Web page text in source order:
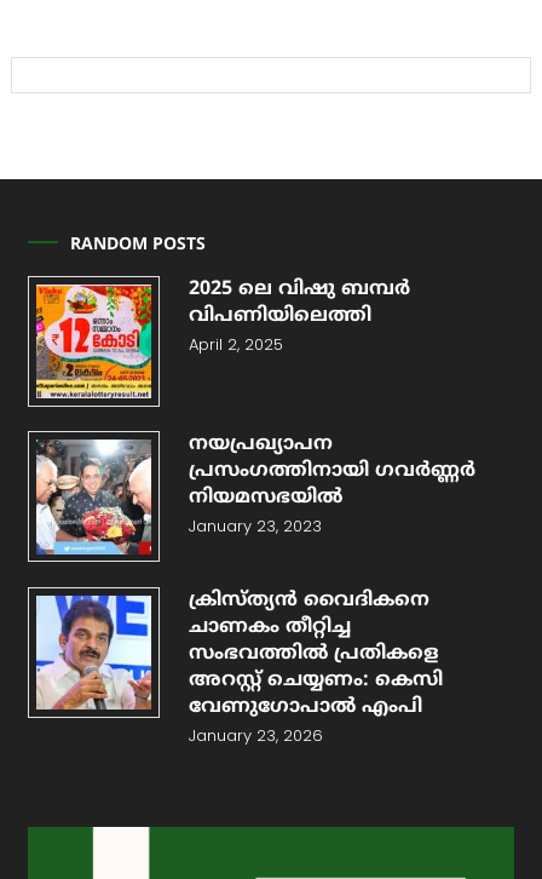
RANDOM POSTS
2025 ലെ വിഷു ബമ്പർ
വിപണിയിലെത്തി
April 2, 2025
നയപ്രഖ്യാപന
പ്രസംഗത്തിനായി ഗവർണ്ണർ
നിയമസഭയിൽ
January 23, 2023
ക്രിസ്ത്യന്‍ വൈദികനെ
ചാണകം തീറ്റിച്ച
സംഭവത്തില്‍ പ്രതികളെ
അറസ്റ്റ് ചെയ്യണം: കെസി
വേണുഗോപാല്‍ എംപി
January 23, 2026